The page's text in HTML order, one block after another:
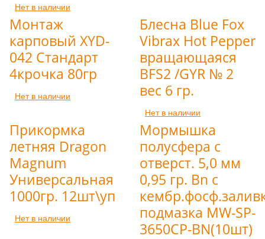
Нет в наличии
Монтаж
карповый XYD-
042 Стандарт
4крочка 80гр
Нет в наличии
Блесна Blue Fox
Vibrax Hot Pepper
вращающаяся
BFS2 /GYR № 2
вес 6 гр.
Нет в наличии
Прикормка
летняя Dragon
Magnum
Универсальная
1000гр. 12шт\уп
Нет в наличии
Мормышка
полусфера с
отверст. 5,0 мм
0,95 гр. Bn с
подмазка MW-SP-
3650CP-BN(10шт)